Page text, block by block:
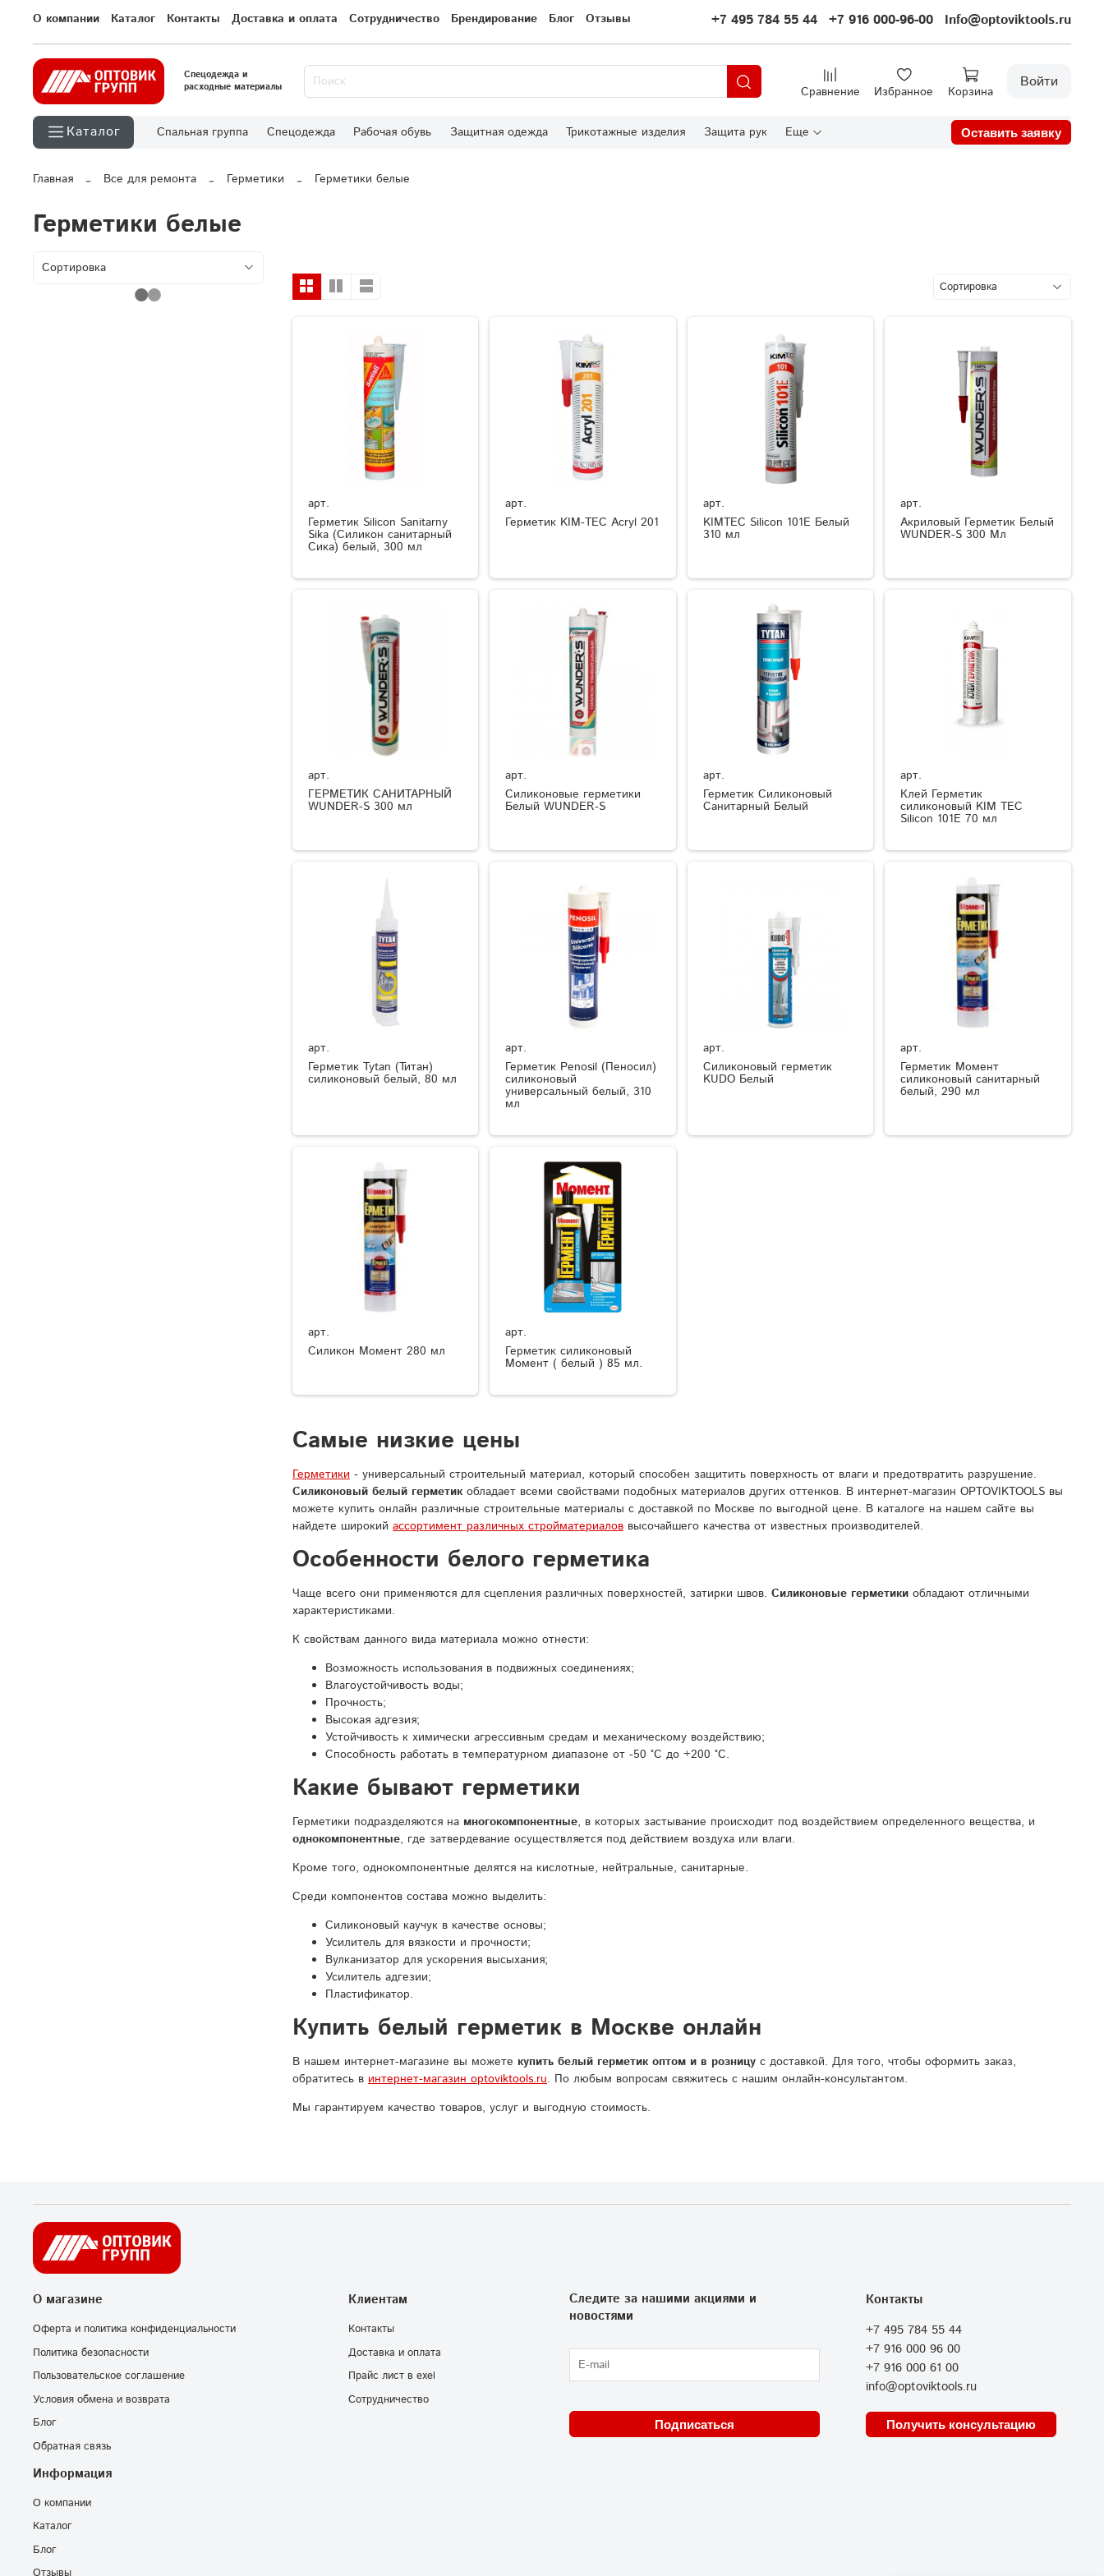
О компании Каталог Контакты Доставка и оплата Сотрудничество Брендирование Блог Отзывы +7 495 784 55 44 +7 916 000-96-00 Info@optoviktools.ru
Спецодежда и
расходные материалы
Сравнение Избранное Корзина
Войти
Каталог Спальная группа Спецодежда Рабочая обувь Защитная одежда Трикотажные изделия Защита рук Еще Оставить заявку
Главная Все для ремонта Герметики Герметики белые
Герметики белые
арт.
Герметик Silicon Sanitarny
Sika (Силикон санитарный
Сика) белый, 300 мл
арт.
Герметик KIM-TEC Acryl 201
арт.
KIMTEC Silicon 101E Белый
310 мл
арт.
Акриловый Герметик Белый
WUNDER-S 300 Мл
арт.
ГЕРМЕТИК САНИТАРНЫЙ
WUNDER-S 300 мл
арт.
Силиконовые герметики
Белый WUNDER-S
арт.
Герметик Силиконовый
Санитарный Белый
арт.
Клей Герметик
силиконовый KIM TEC
Silicon 101E 70 мл
арт.
Герметик Tytan (Титан)
силиконовый белый, 80 мл
арт.
Герметик Penosil (Пеносил)
силиконовый
универсальный белый, 310
мл
арт.
Силиконовый герметик
KUDO Белый
арт.
Герметик Момент
силиконовый санитарный
белый, 290 мл
арт.
Силикон Момент 280 мл
арт.
Герметик силиконовый
Момент ( белый ) 85 мл.
Самые низкие цены
Герметики- универсальный строительный материал, который способен защитить поверхность от влаги и предотвратить разрушение.
Силиконовый белый герметикобладает всеми свойствами подобных материалов других оттенков. В интернет-магазин OPTOVIKTOOLS вы
можете купить онлайн различные строительные материалы с доставкой по Москве по выгодной цене. В каталоге на нашем сайте вы
найдете широкий ассортимент различных стройматериаловвысочайшего качества от известных производителей.
Особенности белого герметика
Чаще всего они применяются для сцепления различных поверхностей, затирки швов. Силиконовые герметикиобладают отличными
характеристиками.
К свойствам данного вида материала можно отнести:
Возможность использования в подвижных соединениях;
Влагоустойчивость воды;
Прочность;
Высокая адгезия;
Устойчивость к химически агрессивным средам и механическому воздействию;
Способность работать в температурном диапазоне от -50 °C до +200 °C.
Какие бывают герметики
Герметики подразделяются на многокомпонентные, в которых застывание происходит под воздействием определенного вещества, и
однокомпонентные, где затвердевание осуществляется под действием воздуха или влаги.
Кроме того, однокомпонентные делятся на кислотные, нейтральные, санитарные.
Среди компонентов состава можно выделить:
Силиконовый каучук в качестве основы;
Усилитель для вязкости и прочности;
Вулканизатор для ускорения высыхания;
Усилитель адгезии;
Пластификатор.
Купить белый герметик в Москве онлайн
В нашем интернет-магазине вы можете купить белый герметик оптом и в розницус доставкой. Для того, чтобы оформить заказ,
обратитесь в интернет-магазин optoviktools.ru. По любым вопросам свяжитесь с нашим онлайн-консультантом.
Мы гарантируем качество товаров, услуг и выгодную стоимость.
О магазине
Оферта и политика конфиденциальности
Политика безопасности
Пользовательское соглашение
Условия обмена и возврата
Блог
Обратная связь
Клиентам
Контакты
Доставка и оплата
Прайс лист в exel
Сотрудничество
Информация
О компании
Каталог
Блог
Отзывы
Контакты
+7 495 784 55 44
+7 916 000 96 00
+7 916 000 61 00
info@optoviktools.ru
Получить консультацию
Следите за нашими акциями и
новостями
Подписаться